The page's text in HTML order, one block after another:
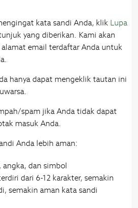
kata sandi Anda, klik Lupa
yang diberikan. Kami akan
email terdaftar Anda untuk
hanya dapat mengeklik tautan ini
spam jika Anda tidak dapat
masuk Anda.
Anda lebih aman:
angka, dan simbol
dari 6-12 karakter, semakin
semakin aman kata sandi